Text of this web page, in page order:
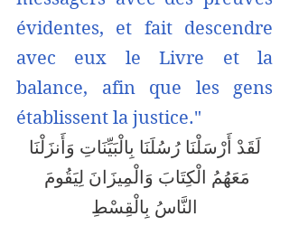
évidentes, et fait descendre
avec eux le Livre et la
balance, afin que les gens
établissent la justice."
لَقَدْ أَرْسَلْنَا رُسُلَنَا بِالْبَيِّنَاتِ وَأَنزَلْنَا
مَعَهُمُ الْكِتَابَ وَالْمِيزَانَ لِيَقُومَ
النَّاسُ بِالْقِسْطِ